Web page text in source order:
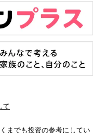
て
までも投資の参考にしてい